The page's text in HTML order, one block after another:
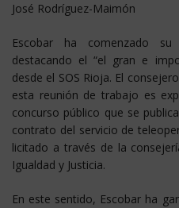
José Rodríguez-Maimón
Escobar ha comenzado su
destacando el “el gran e
desde el SOS Rioja. El
esta reunión de trabajo es
concurso público que se
contrato del servicio de
licitado a través de la
Igualdad y Justicia.
En este sentido, Escobar ha